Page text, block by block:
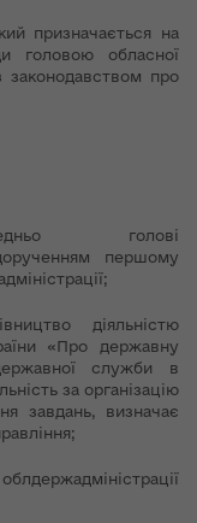
призначається на
головою обласної
законодавством про
голові
першому
діяльністю
«Про державну
служби в
за організацію
завдань, визначає